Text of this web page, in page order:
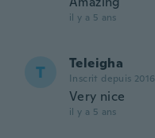
il y a 5 ans
T Teleigha
Inscrit depuis 2016
Very nice
il y a 5 ans